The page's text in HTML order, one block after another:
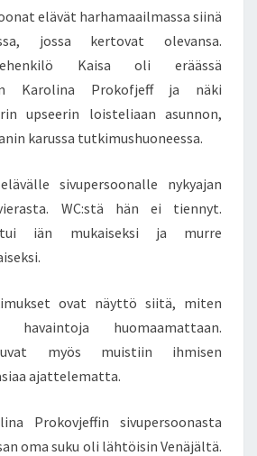
elävät harhamaailmassa siinä
jossa kertovat olevansa.
Kaisa oli eräässä
Karolina Prokofjeff ja näki
upseerin loisteliaan asunnon,
karussa tutkimushuoneessa.
sivupersoonalle nykyajan
WC:stä hän ei tiennyt.
iän mukaiseksi ja murre
ovat näyttö siitä, miten
huomaamattaan.
myös muistiin ihmisen
ajattelematta.
Prokovjeffin sivupersoonasta
oma suku oli lähtöisin Venäjältä.